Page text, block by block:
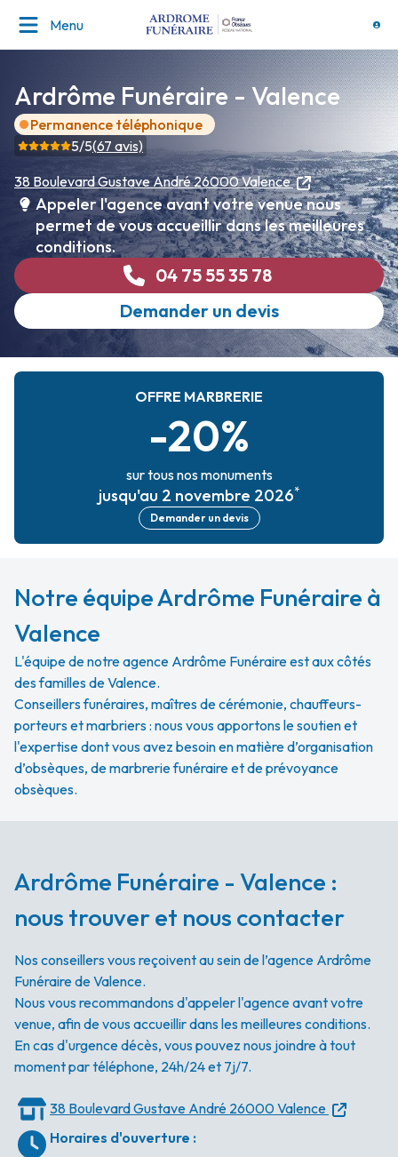
Menu
Ardrôme Funéraire - Valence
Permanence téléphonique
5/5(67 avis)
38 Boulevard Gustave André26000 Valence
04 75 55 35 78
Demander un devis
Appeler l'agence avant votre venue nous
permet de vous accueillir dans les meilleures
conditions.
OFFRE MARBRERIE
-20%
sur tous nos monuments
jusqu'au 2 novembre 2026*
Demander un devis
Notre équipe Ardrôme Funéraire à
Valence
L'équipe de notre agence Ardrôme Funéraire est aux côtés
des familles de Valence.
Conseillers funéraires, maîtres de cérémonie, chauffeurs-
porteurs et marbriers : nous vous apportons le soutien et
l'expertise dont vous avez besoin en matière d’organisation
d’obsèques, de marbrerie funéraire et de prévoyance
obsèques.
Ardrôme Funéraire - Valence :
nous trouver et nous contacter
Nos conseillers vous reçoivent au sein de l’agence Ardrôme
Funéraire de Valence.
Nous vous recommandons d'appeler l'agence avant votre
venue, afin de vous accueillir dans les meilleures conditions.
En cas d'urgence décès, vous pouvez nous joindre à tout
moment par téléphone, 24h/24 et 7j/7.
38 Boulevard Gustave André 26000 Valence
Horaires d'ouverture :